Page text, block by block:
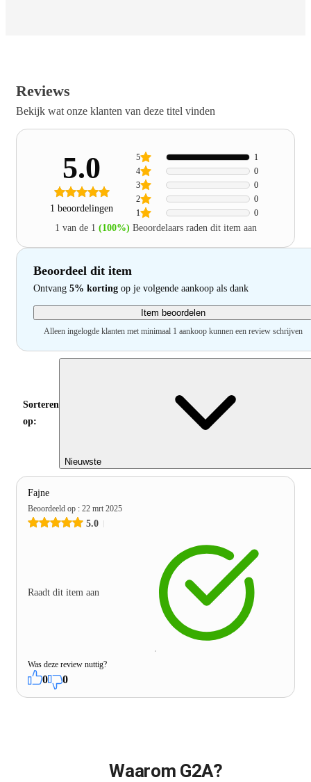
Reviews
Bekijk wat onze klanten van deze titel vinden
5.0
1 beoordelingen 1 0
2 0
3 0
4 0
5 1
1 van de 1 (100%) Beoordelaars raden dit item aan
Beoordeel dit item
Ontvang 5% korting op je volgende aankoop als dank
Item beoordelen
Alleen ingelogde klanten met minimaal 1 aankoop kunnen een review schrijven
Sorteren
op:
Nieuwste
Fajne
Beoordeeld op : 22 mrt 2025
5.0
Raadt dit item aan
Was deze review nuttig?
0 0
Waarom G2A?